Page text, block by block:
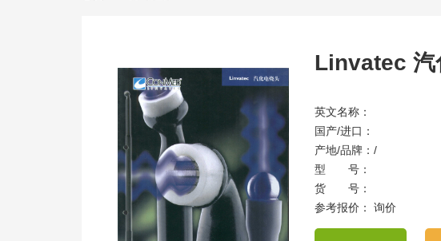
Linvatec 汽
英文名称：
国产/进口：
产地/品牌：/
型 号：
货 号：
参考报价： 询价